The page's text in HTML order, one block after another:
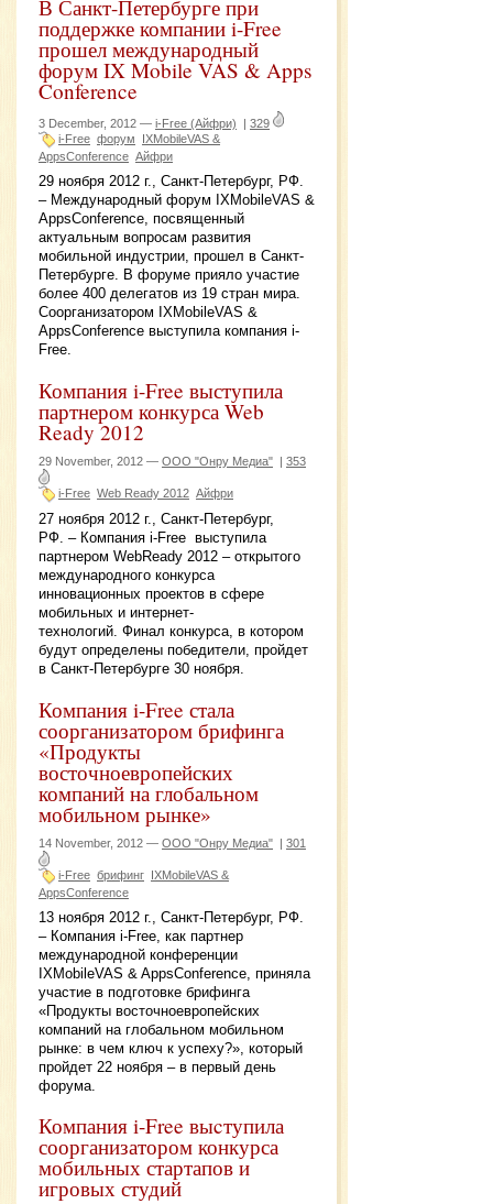
В Санкт-Петербурге при
поддержке компании i-Free
прошел международный
форум IX Mobile VAS & Apps
Conference
3 December, 2012 — i-Free (Айфри)
329
i-Free форум
IXMobileVAS &
AppsConference Айфри
29 ноября 2012 г., Санкт-Петербург, РФ.
– Международный форум IXMobileVAS &
AppsConference, посвященный
актуальным вопросам развития
мобильной индустрии, прошел в Санкт-
Петербурге. В форуме прияло участие
более 400 делегатов из 19 стран мира.
Соорганизатором IXMobileVAS &
AppsConference выступила компания i-
Free.
Компания i-Free выступила
партнером конкурса Web
Ready 2012
29 November, 2012 — ООО "Онру Медиа" | 353
i-Free Web Ready 2012 Айфри
27 ноября 2012 г., Санкт-Петербург,
РФ. – Компания i-Free выступила
партнером WebReady 2012 – открытого
международного конкурса
инновационных проектов в сфере
мобильных и интернет-
технологий. Финал конкурса, в котором
будут определены победители, пройдет
в Санкт-Петербурге 30 ноября.
Компания i-Free стала
соорганизатором брифинга
«Продукты
восточноевропейских
компаний на глобальном
мобильном рынке»
14 November, 2012 — ООО "Онру Медиа" | 301
i-Free брифинг IXMobileVAS &
AppsConference
13 ноября 2012 г., Санкт-Петербург, РФ.
– Компания i-Free, как партнер
международной конференции
IXMobileVAS & AppsConference, приняла
участие в подготовке брифинга
«Продукты восточноевропейских
компаний на глобальном мобильном
рынке: в чем ключ к успеху?», который
пройдет 22 ноября – в первый день
форума.
Компания i-Free выcтупила
соорганизатором конкурса
мобильных стартапов и
игровых студий